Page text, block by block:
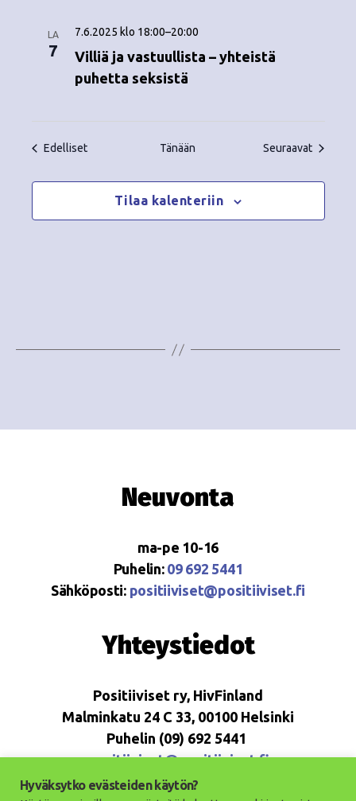
LA
7
Villiä ja vastuullista – yhteistä
puhetta seksistä
7.6.2025 klo 18:00–20:00
EdellisetTapahtumat Tänään Seuraavat
Tilaa kalenteriin
Neuvonta
ma-pe 10-16
Puhelin: 09 692 5441
Sähköposti: positiiviset@positiiviset.fi
Yhteystiedot
Positiiviset ry, HivFinland
Malminkatu 24 C 33, 00100 Helsinki
Puhelin (09) 692 5441
positiiviset@positiiviset.fi
Hyväksytko evästeiden käytön?